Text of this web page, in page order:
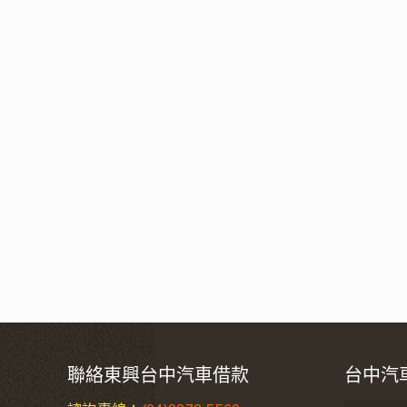
聯絡東興台中汽車借款 台中汽